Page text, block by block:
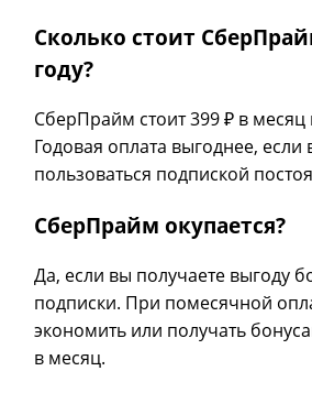
Сколько стоит
году?
СберПрайм стоит 399 ₽ в месяц
Годовая оплата выгоднее, если
пользоваться подпиской
СберПрайм окупается?
Да, если вы получаете выгоду
подписки. При помесячной
экономить или получать
в месяц.